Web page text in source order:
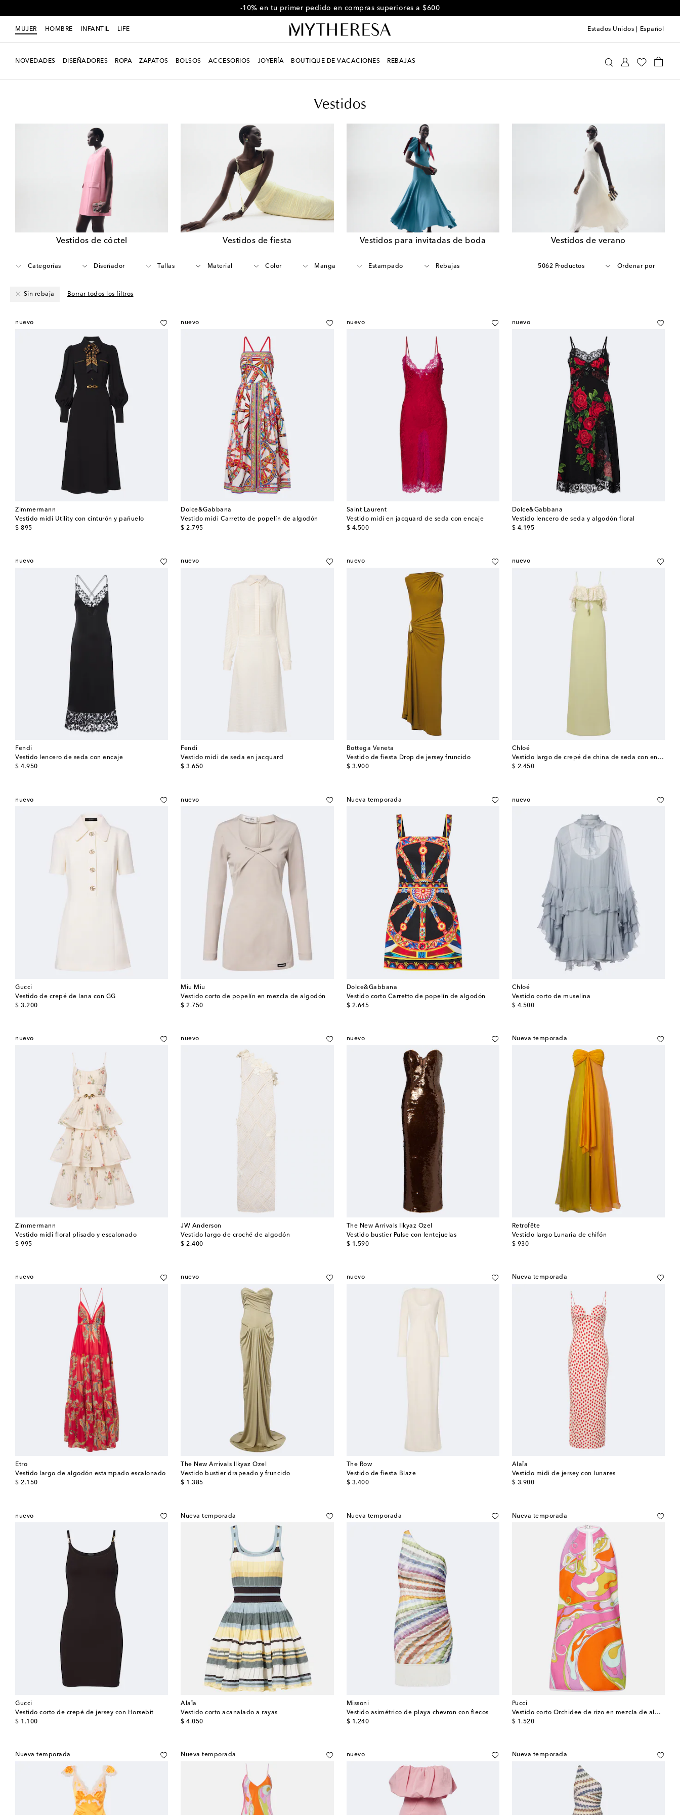
-10% en tu primer pedido en compras superiores a $600
MUJER HOMBRE INFANTIL LIFE Estados Unidos Español
NOVEDADES DISEÑADORES ROPA ZAPATOS BOLSOS ACCESORIOS JOYERÍA BOUTIQUE DE VACACIONES REBAJAS
Vestidos
Vestidos de cóctel Vestidos de fiesta Vestidos para invitadas de boda Vestidos de verano
Categorías Diseñador Tallas Material Color Manga Estampado Rebajas 5062 Productos Ordenar por
Sin rebaja Borrar todos los filtros
nuevo
Zimmermann
Vestido midi Utility con cinturón y pañuelo
$ 895
original price
nuevo
Dolce&Gabbana
Vestido midi Carretto de popelín de algodón
$ 2.795
original price
nuevo
Saint Laurent
Vestido midi en jacquard de seda con encaje
$ 4.500
original price
nuevo
Dolce&Gabbana
Vestido lencero de seda y algodón floral
$ 4.195
original price
nuevo
Fendi
Vestido lencero de seda con encaje
$ 4.950
original price
nuevo
Fendi
Vestido midi de seda en jacquard
$ 3.650
original price
nuevo
Bottega Veneta
Vestido de fiesta Drop de jersey fruncido
$ 3.900
original price
nuevo
Chloé
Vestido largo de crepé de china de seda con encaje
$ 2.450
original price
nuevo
Gucci
Vestido de crepé de lana con GG
$ 3.200
original price
nuevo
Miu Miu
Vestido corto de popelín en mezcla de algodón
$ 2.750
original price
Nueva temporada
Dolce&Gabbana
Vestido corto Carretto de popelín de algodón
$ 2.645
original price
nuevo
Chloé
Vestido corto de muselina
$ 4.500
original price
nuevo
Zimmermann
Vestido midi floral plisado y escalonado
$ 995
original price
nuevo
JW Anderson
Vestido largo de croché de algodón
$ 2.400
original price
nuevo
The New Arrivals Ilkyaz Ozel
Vestido bustier Pulse con lentejuelas
$ 1.590
original price
Nueva temporada
Retrofête
Vestido largo Lunaria de chifón
$ 930
original price
nuevo
Etro
Vestido largo de algodón estampado escalonado
$ 2.150
original price
nuevo
The New Arrivals Ilkyaz Ozel
Vestido bustier drapeado y fruncido
$ 1.385
original price
nuevo
The Row
Vestido de fiesta Blaze
$ 3.400
original price
Nueva temporada
Alaïa
Vestido midi de jersey con lunares
$ 3.900
original price
nuevo
Gucci
Vestido corto de crepé de jersey con Horsebit
$ 1.100
original price
Nueva temporada
Alaïa
Vestido corto acanalado a rayas
$ 4.050
original price
Nueva temporada
Missoni
Vestido asimétrico de playa chevron con flecos
$ 1.240
original price
Nueva temporada
Pucci
Vestido corto Orchidee de rizo en mezcla de algodón
$ 1.520
original price
Nueva temporada Nueva temporada nuevo Nueva temporada